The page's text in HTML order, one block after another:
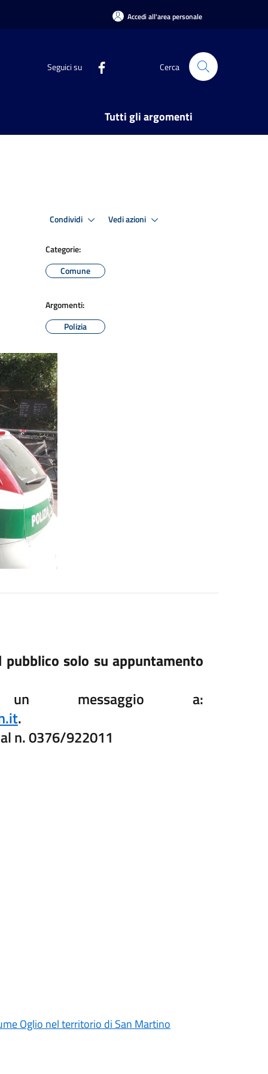
Accedi all'area personale
Seguici su Cerca
Tutti gli argomenti
Condividi Vedi azioni
Categorie:
Comune
Argomenti:
Polizia
solo su appuntamento
messaggio a:
.
n. 0376/922011
Oglio nel territorio di San Martino